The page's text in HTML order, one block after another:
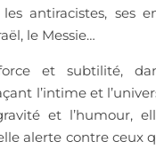
antiracistes, ses
le Messie…
et subtilité,
l’intime et
et l’humour,
alerte contre ceux